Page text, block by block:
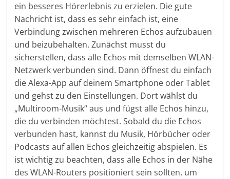
ein besseres Hörerlebnis zu erzielen. Die gute
Nachricht ist, dass es sehr einfach ist, eine
Verbindung zwischen mehreren Echos aufzubauen
und beizubehalten. Zunächst musst du
sicherstellen, dass alle Echos mit demselben WLAN-
Netzwerk verbunden sind. Dann öffnest du einfach
die Alexa-App auf deinem Smartphone oder Tablet
und gehst zu den Einstellungen. Dort wählst du
„Multiroom-Musik“ aus und fügst alle Echos hinzu,
die du verbinden möchtest. Sobald du die Echos
verbunden hast, kannst du Musik, Hörbücher oder
Podcasts auf allen Echos gleichzeitig abspielen. Es
ist wichtig zu beachten, dass alle Echos in der Nähe
des WLAN-Routers positioniert sein sollten, um